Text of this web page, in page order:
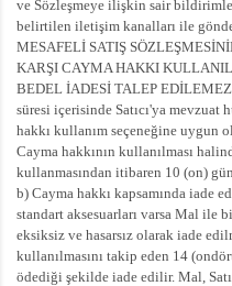
ve Sözleşmeye ilişkin sair
belirtilen iletişim kanalları ile
MESAFELİ SATIŞ
KARŞI CAYMA HAKKI
BEDEL İADESİ TALEP
süresi içerisinde Satıcı'ya
hakkı kullanım seçeneğine uygun
Cayma hakkının kullanılması
kullanmasından itibaren 10 (on)
b) Cayma hakkı kapsamında iade
standart aksesuarları varsa Mal
eksiksiz ve hasarsız olarak iade
kullanılmasını takip eden 14
ödediği şekilde iade edilir. Mal,